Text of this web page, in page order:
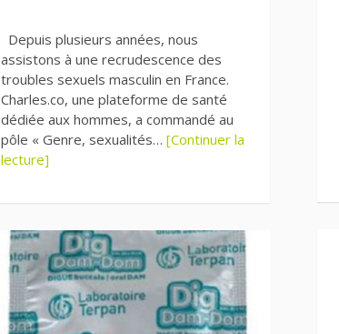
Depuis plusieurs années, nous
assistons à une recrudescence des
troubles sexuels masculin en France.
Charles.co, une plateforme de santé
dédiée aux hommes, a commandé au
pôle « Genre, sexualités… [Continuer la
lecture]